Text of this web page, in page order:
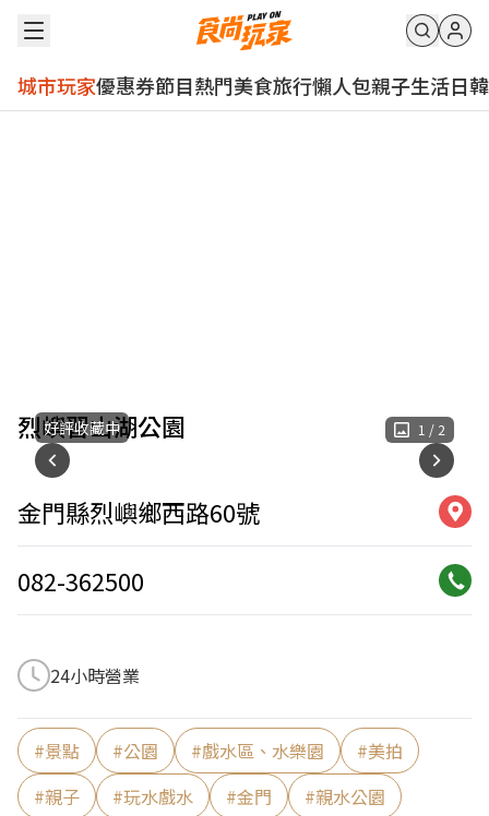
城市玩家優惠券節目熱門美食旅行懶人包親子生活日韓
烈嶼習山湖公園 1 / 2
好評收藏中
金門縣烈嶼鄉西路60號
082-362500
24小時營業
#景點 #公園 #戲水區、水樂園 #美拍
#親子 #玩水戲水 #金門 #親水公園